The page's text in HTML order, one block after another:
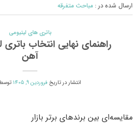
ارسال شده در : مباحث متفرقه
باتری های لیتیومی
راهنمای نهایی انتخاب
آهن
انتشار در تاریخ فروردین 9, 1405
مقایسه‌ای بین برندهای برتر بازار